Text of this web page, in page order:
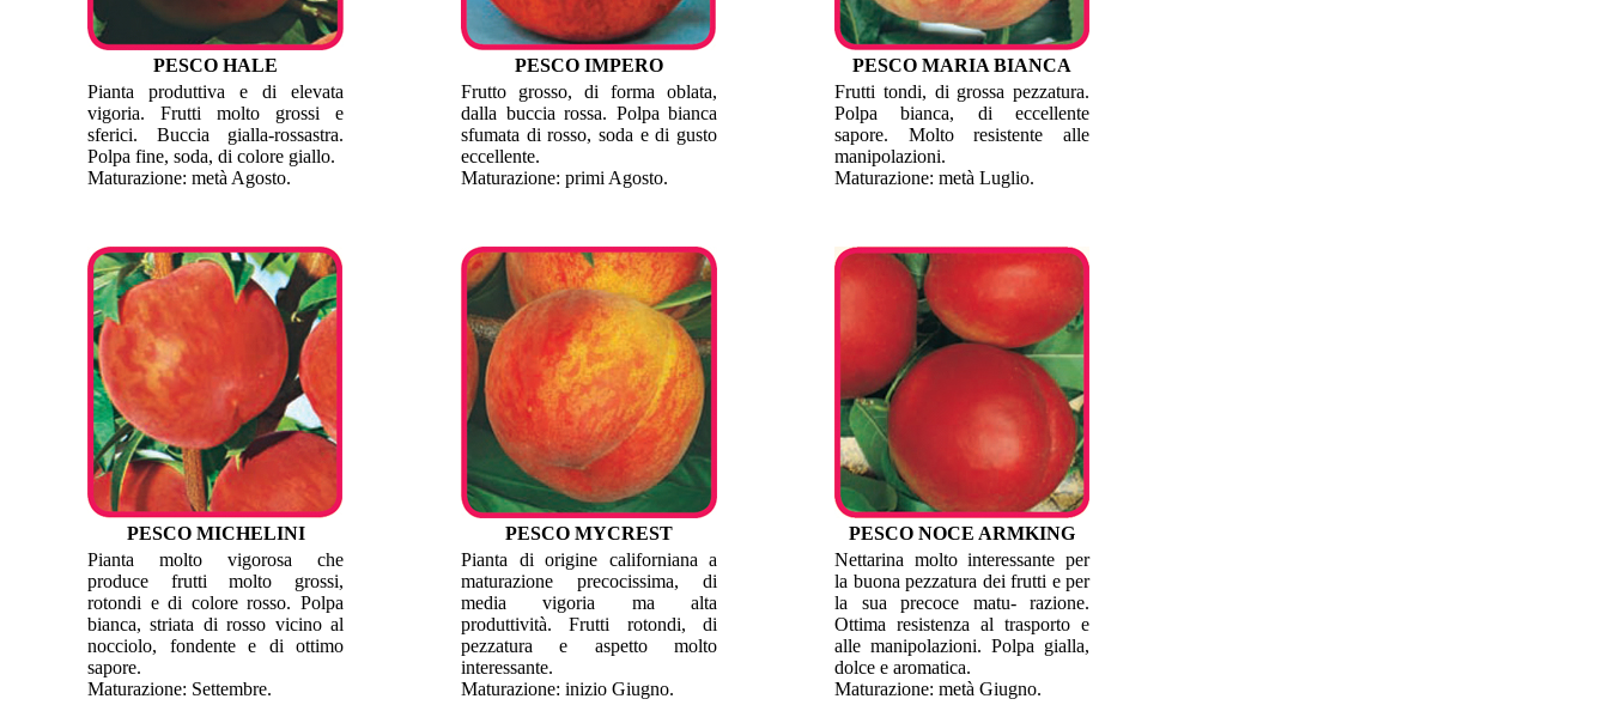
PESCO HALE PESCO IMPERO
PESCO MARIA BIANCA
Pianta produttiva e di elevata
vigoria. Frutti molto grossi e
sferici. Buccia gialla-rossastra.
Polpa fine, soda, di colore giallo.
Maturazione: metà Agosto.
Frutto grosso, di forma oblata,
dalla buccia rossa. Polpa bianca
sfumata di rosso, soda e di gusto
eccellente.
Maturazione: primi Agosto.
Frutti tondi, di grossa pezzatura.
Polpa bianca, di eccellente
sapore. Molto resistente alle
manipolazioni.
Maturazione: metà Luglio.
PESCO MICHELINI PESCO MYCREST
PESCO NOCE ARMKING
Pianta molto vigorosa che
produce frutti molto grossi,
rotondi e di colore rosso. Polpa
bianca, striata di rosso vicino al
nocciolo, fondente e di ottimo
sapore.
Maturazione: Settembre.
Pianta di origine californiana a
maturazione precocissima, di
media vigoria ma alta
produttività. Frutti rotondi, di
pezzatura e aspetto molto
interessante.
Maturazione: inizio Giugno.
Nettarina molto interessante per
la buona pezzatura dei frutti e per
la sua precoce matu- razione.
Ottima resistenza al trasporto e
alle manipolazioni. Polpa gialla,
dolce e aromatica.
Maturazione: metà Giugno.